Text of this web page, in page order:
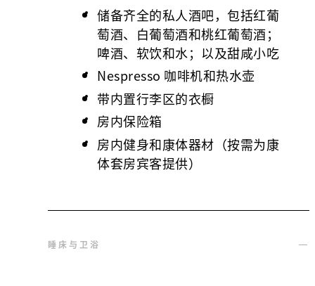
储备齐全的私人酒吧，包括红葡
萄酒、白葡萄酒和桃红葡萄酒；
啤酒、软饮和水；以及甜咸小吃
Nespresso 咖啡机和热水壶
带内置行李区的衣橱
房内保险箱
房内健身和康体器材（按需为康
体套房宾客提供）
睡床与卫浴